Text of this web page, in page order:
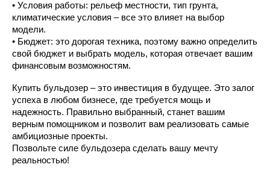
• Условия работы: рельеф местности, тип грунта,
климатические условия – все это влияет на выбор
модели.
• Бюджет: это дорогая техника, поэтому важно определить
свой бюджет и выбрать модель, которая отвечает вашим
финансовым возможностям.
Купить бульдозер – это инвестиция в будущее. Это залог
успеха в любом бизнесе, где требуется мощь и
надежность. Правильно выбранный, станет вашим
верным помощником и позволит вам реализовать самые
амбициозные проекты.
Позвольте силе бульдозера сделать вашу мечту
реальностью!